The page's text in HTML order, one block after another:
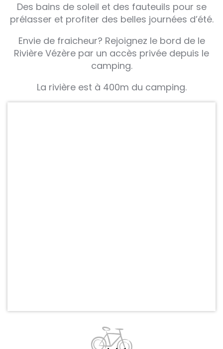
Des bains de soleil et des fauteuils pour se
prélasser et profiter des belles journées d’été.
Envie de fraicheur? Rejoignez le bord de le
Rivière Vézère par un accès privée depuis le
camping.
La rivière est à 400m du camping.